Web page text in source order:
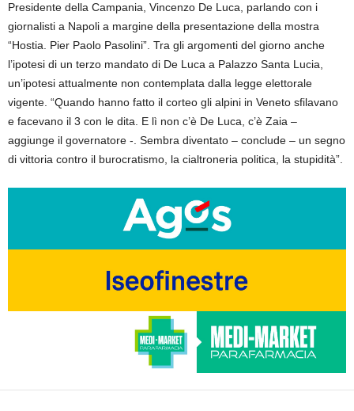
Presidente della Campania, Vincenzo De Luca, parlando con i
giornalisti a Napoli a margine della presentazione della mostra
“Hostia. Pier Paolo Pasolini”. Tra gli argomenti del giorno anche
l’ipotesi di un terzo mandato di De Luca a Palazzo Santa Lucia,
un’ipotesi attualmente non contemplata dalla legge elettorale
vigente. “Quando hanno fatto il corteo gli alpini in Veneto sfilavano
e facevano il 3 con le dita. E lì non c’è De Luca, c’è Zaia –
aggiunge il governatore -. Sembra diventato – conclude – un segno
di vittoria contro il burocratismo, la cialtroneria politica, la stupidità”.